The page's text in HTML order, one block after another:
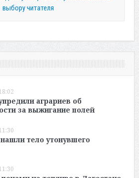
выбору читателя
аграриев об
за выжигание полей
тело утонувшего